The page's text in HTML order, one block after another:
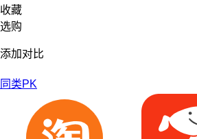
收藏
选购
添加对比
同类PK